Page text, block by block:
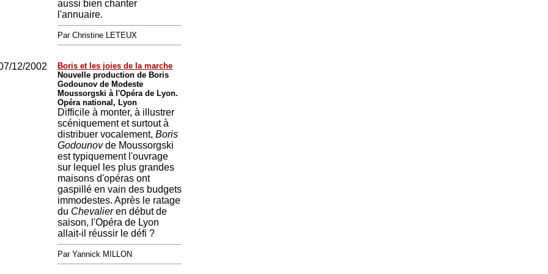
aussi bien chanter
l'annuaire.
Par Christine LETEUX
12/2002
Boris et les joies de la marche
Nouvelle production de Boris
Godounov de Modeste
Moussorgski à l'Opéra de Lyon.
Opéra national, Lyon
Difficile à monter, à illustrer
scéniquement et surtout à
distribuer vocalement, Boris
Godounovde Moussorgski
est typiquement l'ouvrage
sur lequel les plus grandes
maisons d'opéras ont
gaspillé en vain des budgets
immodestes. Après le ratage
du Chevalieren début de
saison, l'Opéra de Lyon
allait-il réussir le défi ?
Par Yannick MILLON